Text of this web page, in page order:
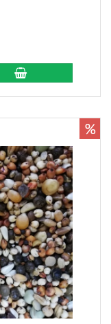
%